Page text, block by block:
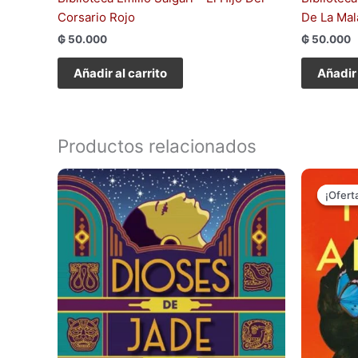
Corsario Rojo
₲ 50.000
Añadir al carrito
De La
₲ 50.000
Productos relacionados